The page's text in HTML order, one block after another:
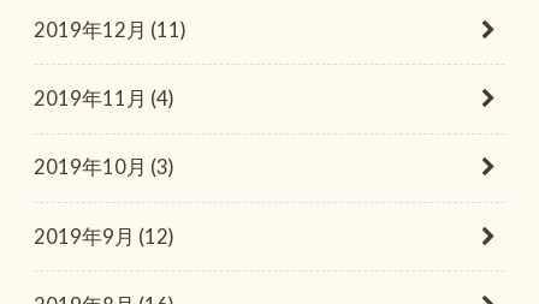
2019年12月 (11)
2019年11月 (4)
2019年10月 (3)
2019年9月 (12)